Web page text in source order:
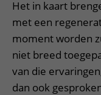
Het in kaart
met een
moment worden
niet breed
van die
dan ook